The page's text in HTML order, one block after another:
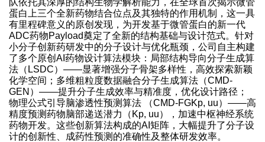
蛋白上三个全新药物结合位点及其独特的作用机制，这一具
有里程碑意义的原创发现，为开发基于微管蛋白的新一代
ADC药物Payload奠定了全新的结构基础与设计范式。针对
小分子创新药研发中的分子设计与优化瓶颈，公司自主构建
了多个原创AI药物设计算法模块：局部结构导向分子生成算
法（LSDC）——显著增强分子骨架多样性，高效探索新颖
化学空间；多维粗粒度数据融合分子生成算法（CMD-
GEN）——提升分子生成效率与精准度，优化设计路径；
物理公式引导脑渗透性预测算法 （CMD-FGKp, uu）——高
精度预测药物脑部递送潜力（Kp, uu），加速中枢神经系统
药物开发。这些创新算法构成的AI矩阵，大幅提升了分子设
计的创新性、成药性预测的准确性及整体研发效率。